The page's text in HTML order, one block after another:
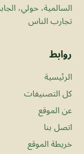
السالمية، حولي،
تجارب الناس
روابط
الرئيسية
كل التصنيفات
عن الموقع
اتصل بنا
خريطة الموقع